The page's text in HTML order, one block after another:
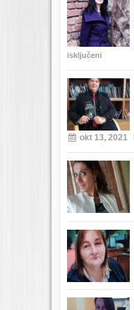
isključeni
okt 13, 2021